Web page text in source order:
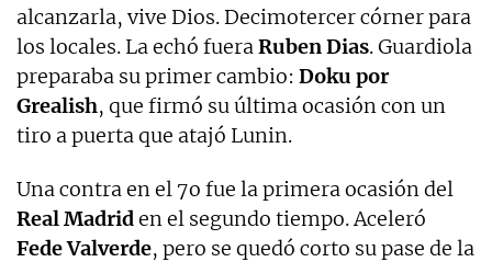
alcanzarla, vive Dios. Decimotercer córner para
los locales. La echó fueraRuben Dias. Guardiola
preparaba su primer cambio: Doku por
Grealish, que firmó su última ocasión con un
tiro a puerta que atajó Lunin.
Una contra en el 7o fue la primera ocasión del
Real Madriden el segundo tiempo. Aceleró
Fede Valverde, pero se quedó corto su pase de la